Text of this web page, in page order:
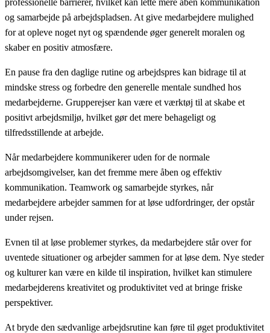
og samarbejde på arbejdspladsen. At give medarbejdere mulighed
for at opleve noget nyt og spændende øger generelt moralen og
skaber en positiv atmosfære.
En pause fra den daglige rutine og arbejdspres kan bidrage til at
mindske stress og forbedre den generelle mentale sundhed hos
medarbejderne. Grupperejser kan være et værktøj til at skabe et
positivt arbejdsmiljø, hvilket gør det mere behageligt og
tilfredsstillende at arbejde.
Når medarbejdere kommunikerer uden for de normale
arbejdsomgivelser, kan det fremme mere åben og effektiv
kommunikation. Teamwork og samarbejde styrkes, når
medarbejdere arbejder sammen for at løse udfordringer, der opstår
under rejsen.
Evnen til at løse problemer styrkes, da medarbejdere står over for
uventede situationer og arbejder sammen for at løse dem. Nye steder
og kulturer kan være en kilde til inspiration, hvilket kan stimulere
medarbejderens kreativitet og produktivitet ved at bringe friske
perspektiver.
At bryde den sædvanlige arbejdsrutine kan føre til øget produktivitet